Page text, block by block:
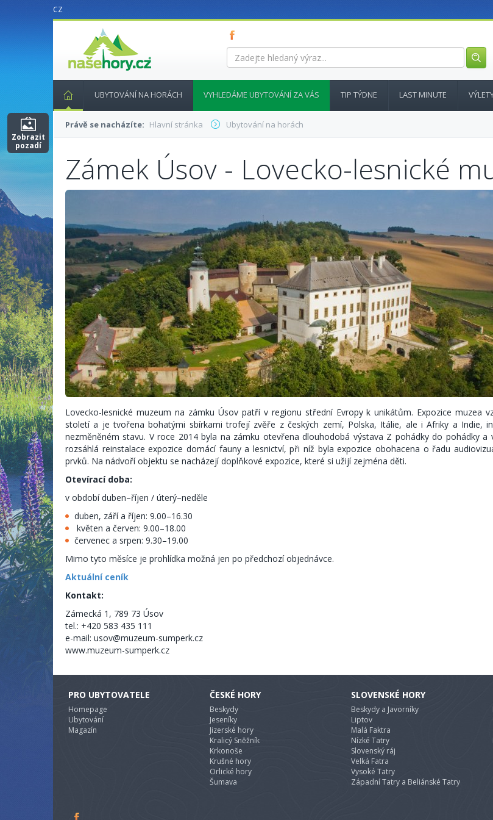
CZ
nasehory.cz
Zadejte
hledaný
UBYTOVÁNÍ NA HORÁCH VYHLEDÁME UBYTOVÁNÍ ZA VÁS TIP TÝDNE LAST MINUTE
Právě se nacházíte: Hlavní stránka Ubytování na horách
Zámek Úsov - Lovecko-lesnické
Lovecko-lesnické muzeum na zámku Úsov patří v regionu střední Evropy k unikátům. Expozice muzea
století a je tvořena bohatými sbírkami trofejí zvěře z českých zemí, Polska, Itálie, ale i Afriky a Indie,
nezměněném stavu. V roce 2014 byla na zámku otevřena dlouhodobá výstava Z pohádky do pohádky a
rozsáhlá reinstalace expozice domácí fauny a lesnictví, při níž byla expozice obohacena o řadu
prvků. Na nádvoří objektu se nacházejí doplňkové expozice, které si užijí zejména děti.
Otevírací doba:
v období duben–říjen / úterý–neděle
duben, září a říjen: 9.00–16.30
květen a červen: 9.00–18.00
červenec a srpen: 9.30–19.00
Mimo tyto měsíce je prohlídka možná jen po předchozí objednávce.
Aktuální ceník
Kontakt:
Zámecká 1, 789 73 Úsov
tel.: +420 583 435 111
e-mail: usov@muzeum-sumperk.cz
www.muzeum-sumperk.cz
PRO UBYTOVATELE
Homepage
Ubytování
Magazín
ČESKÉ HORY
Beskydy
Jeseníky
Jizerské hory
Kralicý Sněžník
Krkonoše
Krušné hory
Orlické hory
Šumava
SLOVENSKÉ HORY
Beskydy a Javorníky
Liptov
Malá Faktra
Nízké Tatry
Slovenský ráj
Velká Fatra
Vysoké Tatry
Západní Tatry a Beliánské Tatry
Zobrazit
pozadí